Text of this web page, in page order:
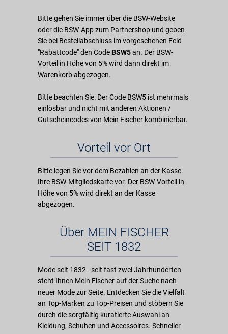
Bitte gehen Sie immer über die BSW-Website
oder die BSW-App zum Partnershop und geben
Sie bei Bestellabschluss im vorgesehenen Feld
"Rabattcode" den Code BSW5an. Der BSW-
Vorteil in Höhe von 5% wird dann direkt im
Warenkorb abgezogen.
Bitte beachten Sie: Der Code BSW5 ist mehrmals
einlösbar und nicht mit anderen Aktionen /
Gutscheincodes von Mein Fischer kombinierbar.
Vorteil vor Ort
Bitte legen Sie vor dem Bezahlen an der Kasse
Ihre BSW-Mitgliedskarte vor. Der BSW-Vorteil in
Höhe von 5% wird direkt an der Kasse
abgezogen.
Über MEIN FISCHER
SEIT 1832
Mode seit 1832 - seit fast zwei Jahrhunderten
steht Ihnen Mein Fischer auf der Suche nach
neuer Mode zur Seite. Entdecken Sie die Vielfalt
an Top-Marken zu Top-Preisen und stöbern Sie
durch die sorgfältig kuratierte Auswahl an
Kleidung, Schuhen und Accessoires. Schneller